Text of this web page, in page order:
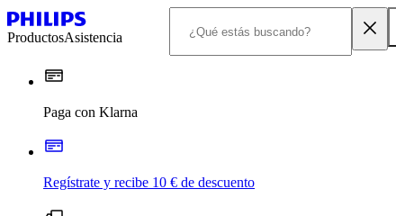
ProductosAsistencia
Paga con Klarna
Regístrate y recibe 10 € de descuento